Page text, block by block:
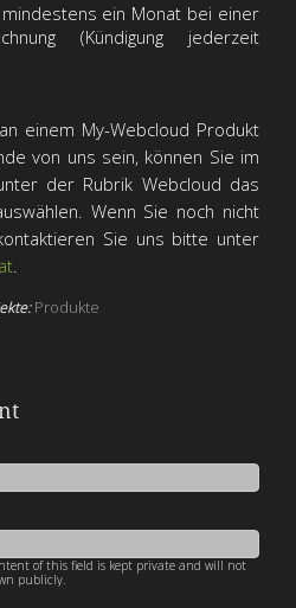
ein Monat bei einer
(Kündigung jederzeit
einem My-Webcloud Produkt
von uns sein, können Sie im
der Rubrik Webcloud das
Wenn Sie noch nicht
Sie uns bitte unter
.
Produkte
of this field is kept private and will not
publicly.